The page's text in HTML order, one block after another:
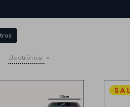
Electrónica